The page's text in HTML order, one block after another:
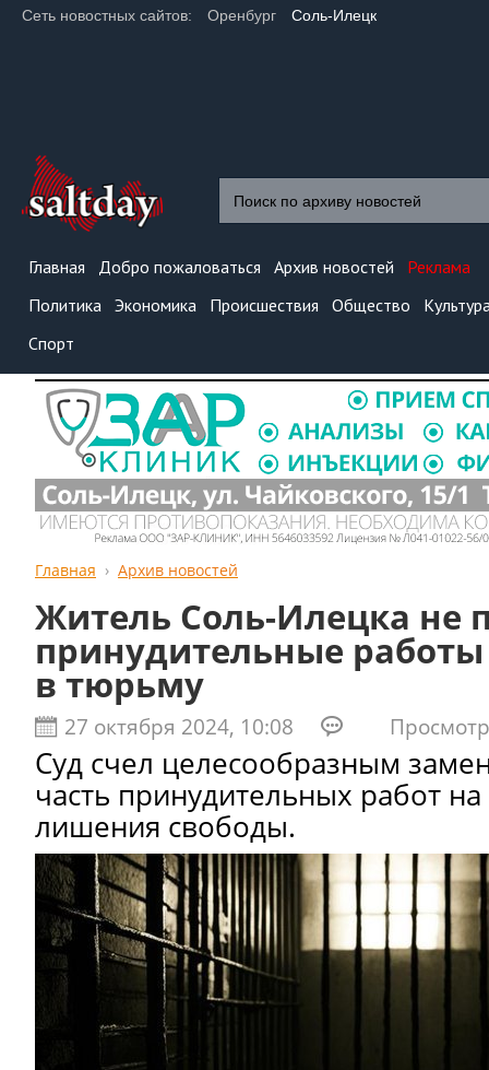
Сеть новостных сайтов: Оренбург Соль-Илецк
Главная Добро пожаловаться Архив новостей
Реклама
Политика Экономика Происшествия Общество
Спорт
Главная Архив новостей
Житель Соль-Илецка не
принудительные
в тюрьму
27 октября 2024, 10:08
Суд счел целесообразным
часть принудительных работ
лишения свободы.